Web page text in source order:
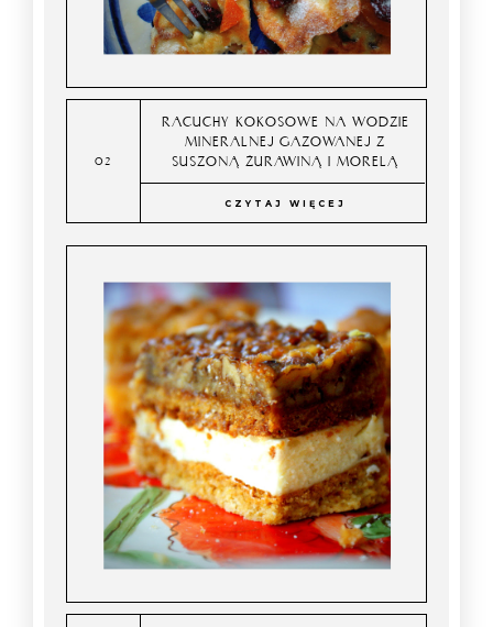
RACUCHY KOKOSOWE NA WODZIE
MINERALNEJ GAZOWANEJ Z
SUSZONĄ ŻURAWINĄ I MORELĄ
CZYTAJ WIĘCEJ